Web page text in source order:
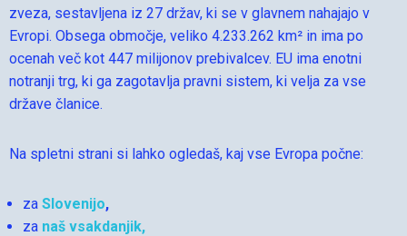
zveza, sestavljena iz 27 držav, ki se v glavnem nahajajo v
Evropi. Obsega območje, veliko 4.233.262 km² in ima po
ocenah več kot 447 milijonov prebivalcev. EU ima enotni
notranji trg, ki ga zagotavlja pravni sistem, ki velja za vse
države članice.
Na spletni strani si lahko ogledaš, kaj vse Evropa počne:
za Slovenijo,
za naš vsakdanjik,